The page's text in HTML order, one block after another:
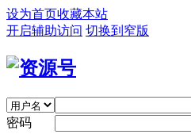
设为首页收藏本站
开启辅助访问 切换到窄版
密码